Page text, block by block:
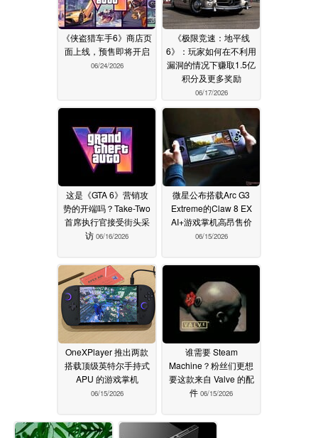
《侠盗猎车手6》商店页
面上线，预售即将开启
06/24/2026
《极限竞速：地平线
6》：玩家如何在不利用
漏洞的情况下赚取1.5亿
积分及更多奖励
06/17/2026
这是《GTA 6》营销攻
势的开端吗？Take-Two
首席执行官接受街头采
访 06/16/2026
微星公布搭载Arc G3
Extreme的Claw 8 EX
AI+游戏掌机高昂售价
06/15/2026
OneXPlayer 推出两款
搭载顶级英特尔手持式
APU 的游戏掌机
06/15/2026
谁需要 Steam
Machine？粉丝们更想
要这款来自 Valve 的配
件 06/15/2026